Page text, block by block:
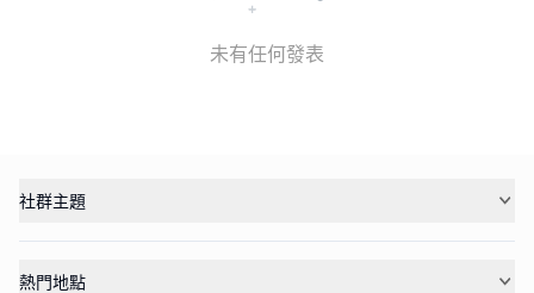
未有任何發表
社群主題
熱門地點